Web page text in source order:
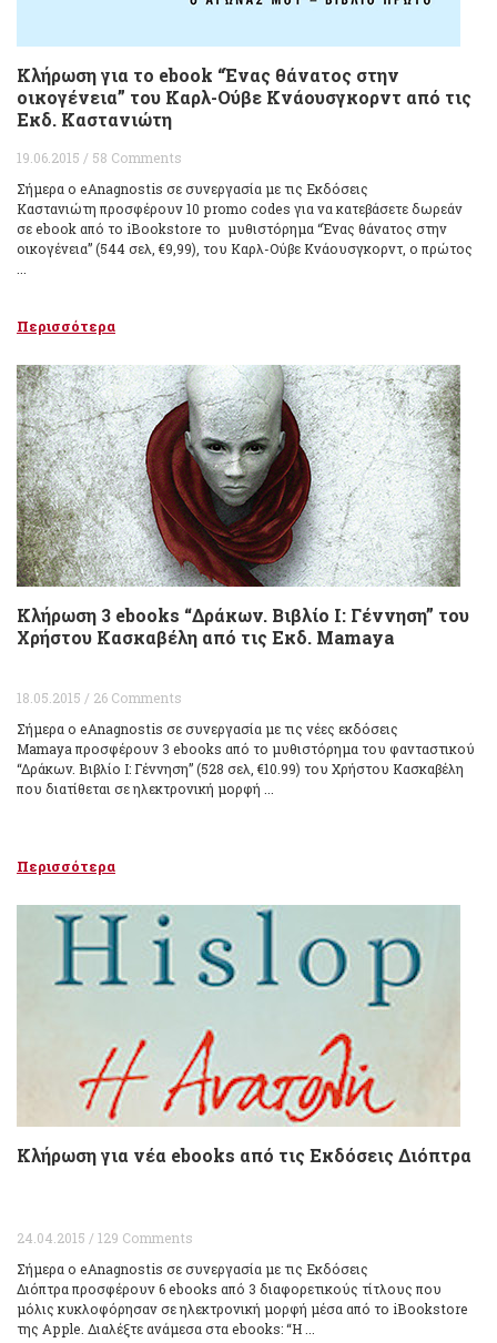
Κλήρωση για το ebook “Ένας θάνατος στην
οικογένεια” του Καρλ-Ούβε Κνάουσγκορντ από τις
Εκδ. Καστανιώτη
19.06.2015 / 58 Comments
Σήμερα ο eAnagnostis σε συνεργασία με τις Εκδόσεις
Καστανιώτη προσφέρουν 10 promo codes για να κατεβάσετε δωρεάν
σε ebook από το iBookstore το μυθιστόρημα “Ένας θάνατος στην
οικογένεια” (544 σελ, €9,99), του Καρλ-Ούβε Κνάουσγκορντ, ο πρώτος
Περισσότερα
Κλήρωση 3 ebooks “Δράκων. Βιβλίο I: Γέννηση” του
Χρήστου Κασκαβέλη από τις Εκδ. Mamaya
18.05.2015 / 26 Comments
Σήμερα ο eAnagnostis σε συνεργασία με τις νέες εκδόσεις
Mamaya προσφέρουν 3 ebooks από το μυθιστόρημα του φανταστικού
“Δράκων. Βιβλίο I: Γέννηση” (528 σελ, €10.99) του Χρήστου Κασκαβέλη
που διατίθεται σε ηλεκτρονική μορφή ...
Περισσότερα
Κλήρωση για νέα ebooks από τις Εκδόσεις Διόπτρα
24.04.2015 / 129 Comments
Σήμερα ο eAnagnostis σε συνεργασία με τις Εκδόσεις
Διόπτρα προσφέρουν 6 ebooks από 3 διαφορετικούς τίτλους που
μόλις κυκλοφόρησαν σε ηλεκτρονική μορφή μέσα από το iBookstore
της Apple. Διαλέξτε ανάμεσα στα ebooks: “Η ...